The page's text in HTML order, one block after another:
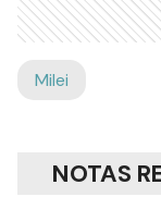
Milei
NOTAS